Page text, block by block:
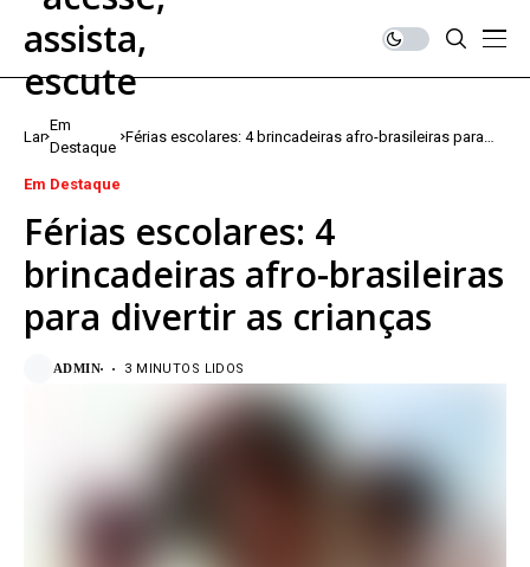
Lar
Em
Destaque
Férias escolares: 4 brincadeiras afro-brasileiras para
Em Destaque
Férias escolares: 4
brincadeiras afro-brasileiras
para divertir as crianças
ADMIN 3 MINUTOS LIDOS